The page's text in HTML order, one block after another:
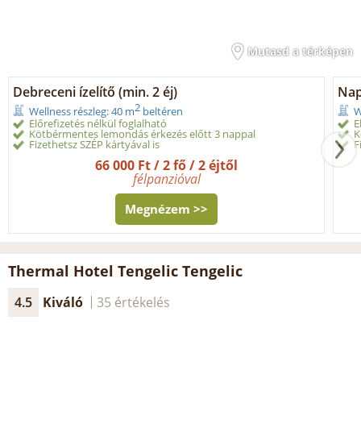
Mutasd a térképen
Debreceni ízelítő (min. 2 éj)
Wellness részleg: 40 m2 beltéren
Előrefizetés nélkül foglalható
Kötbérmentes lemondás érkezés előtt 3 nappal
Fizethetsz SZÉP kártyával is
66 000 Ft / 2 fő / 2 éjtől
félpanzióval
Megnézem >>
Thermal Hotel Tengelic Tengelic
4.5 Kiváló 35 értékelés